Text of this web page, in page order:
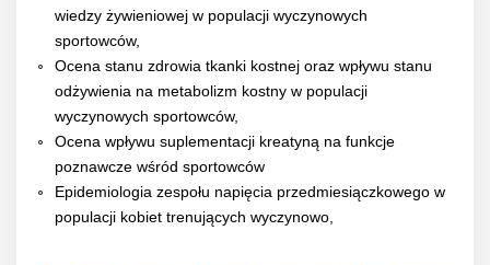
wiedzy żywieniowej w populacji wyczynowych
sportowców,
Ocena stanu zdrowia tkanki kostnej oraz wpływu stanu
odżywienia na metabolizm kostny w populacji
wyczynowych sportowców,
Ocena wpływu suplementacji kreatyną na funkcje
poznawcze wśród sportowców
Epidemiologia zespołu napięcia przedmiesiączkowego w
populacji kobiet trenujących wyczynowo,